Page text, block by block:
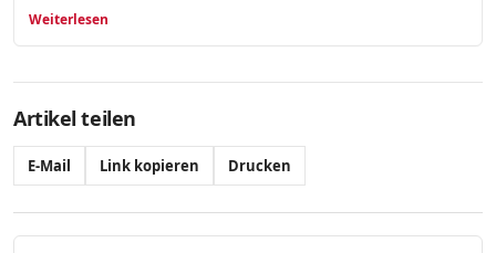
Weiterlesen
Artikel teilen
E-Mail Link kopieren Drucken